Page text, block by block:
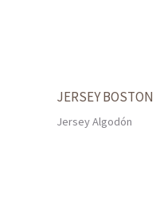
JERSEY BOSTON
Jersey Algodón